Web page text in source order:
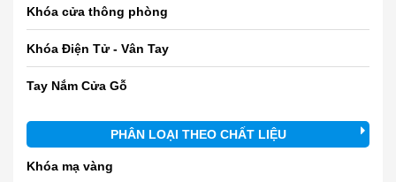
Khóa cửa thông phòng
Khóa Điện Tử - Vân Tay
Tay Nắm Cửa Gỗ
PHÂN LOẠI THEO CHẤT LIỆU
Khóa mạ vàng